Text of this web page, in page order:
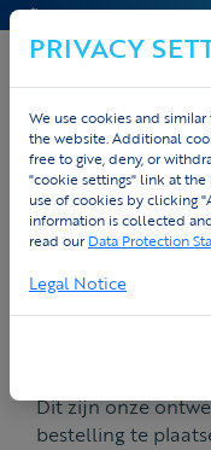
BESTEL NU
Open de webshop
Dit zijn onze
bestelling te
PRIVACY
We use cookies and
the website. Additional
free to give, deny, or
"cookie settings" link at
use of cookies by clicking
information is collected
read ourData Protection
Legal Notice